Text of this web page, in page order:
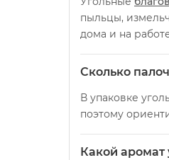
пыльцы,
дома и на
Сколько
В упаковке
поэтому
Какой аромат